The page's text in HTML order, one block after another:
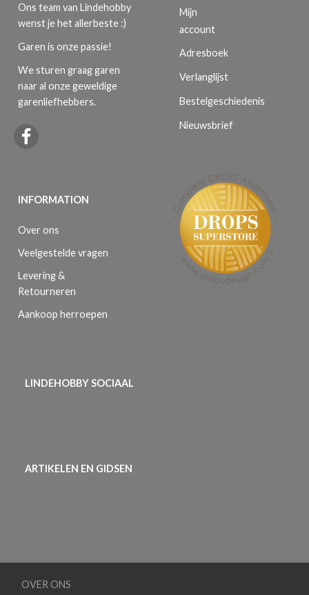
Ons team van Lindehobby
wenst je het allerbeste :)
Garen is onze passie!
We sturen graag garen
naar al onze geweldige
garenliefhebbers.
INFORMATION
Over ons
Veelgestelde vragen
Levering &
Retourneren
Aankoop herroepen
Mijn
account
Adresboek
Verlanglijst
Bestelgeschiedenis
Nieuwsbrief
LINDEHOBBY SOCIAAL
ARTIKELEN EN GIDSEN
OVER ONS